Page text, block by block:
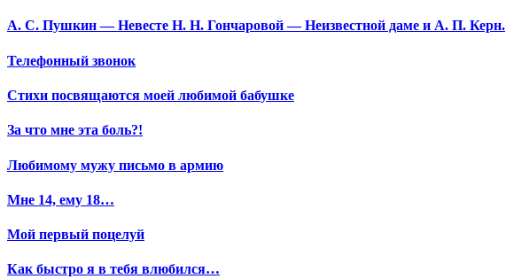
А. С. Пушкин — Невесте Н. Н. Гончаровой — Неизвестной даме и А. П. Керн.
Телефонный звонок
Стихи посвящаются моей любимой бабушке
За что мне эта боль?!
Любимому мужу письмо в армию
Мне 14, ему 18…
Мой первый поцелуй
Как быстро я в тебя влюбился…